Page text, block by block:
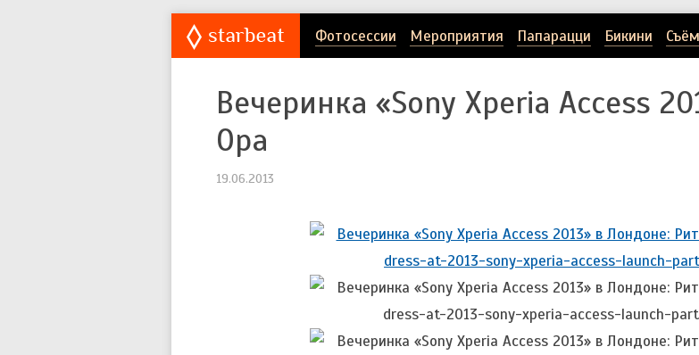
Фотосессии Мероприятия Папарацци Бикини
Вечеринка «Sony Xperia Access
Ора
19.06.2013